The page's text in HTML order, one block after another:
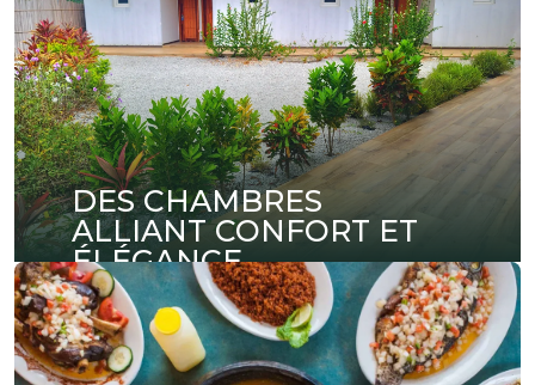
DES CHAMBRES
ALLIANT CONFORT ET
ÉLÉGANCE
Découvrez nos chambres au design soigné,
offrant un confort absolu pour votre séjour.